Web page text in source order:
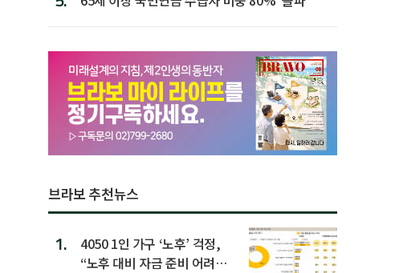
브라보 추천뉴스
1.
4050 1인 가구 ‘노후’ 걱정,
“노후 대비 자금 준비 어려